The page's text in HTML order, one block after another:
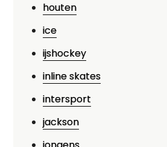
houten
ice
ijshockey
inline skates
intersport
jackson